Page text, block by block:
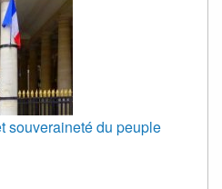
souveraineté du peuple